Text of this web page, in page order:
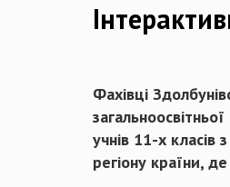
Фахівці
учнів 11-х класів
регіону країни,